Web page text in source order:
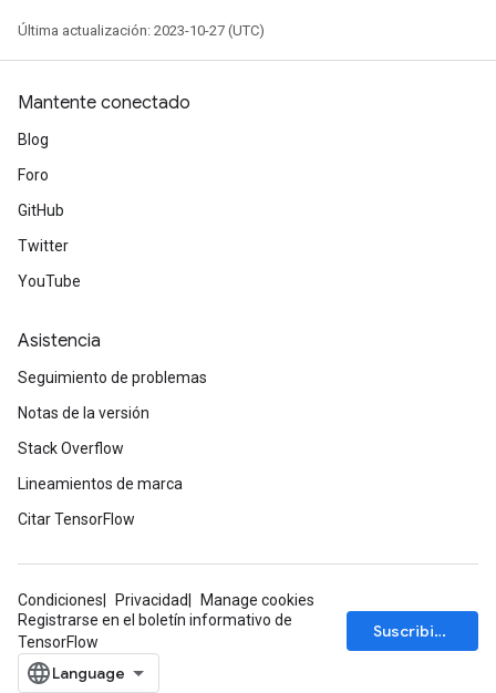
Última actualización: 2023-10-27 (UTC)
Mantente conectado
Blog
Foro
GitHub
Twitter
YouTube
Asistencia
Seguimiento de problemas
Notas de la versión
Stack Overflow
Lineamientos de marca
Citar TensorFlow
Condiciones Privacidad
Manage cookies
Registrarse en el boletín informativo de
TensorFlow
Suscribirse